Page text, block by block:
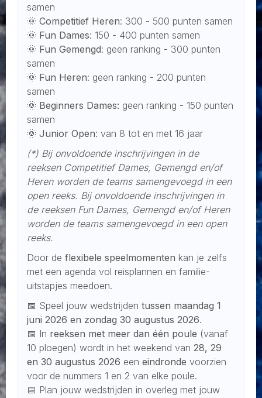
samen
🌞 Competitief Heren: 300 - 500 punten samen
🌞 Fun Dames: 150 - 400 punten samen
🌞 Fun Gemengd: geen ranking - 300 punten
samen
🌞 Fun Heren: geen ranking - 200 punten
samen
🌞 Beginners Dames: geen ranking - 150 punten
samen
🌞 Junior Open: van 8 tot en met 16 jaar
(*) Bij onvoldoende inschrijvingen in de
reeksen Competitief Dames, Gemengd en/of
Heren worden de teams samengevoegd in een
open reeks. Bij onvoldoende inschrijvingen in
de reeksen Fun Dames, Gemengd en/of Heren
worden de teams samengevoegd in een open
reeks.
Door de flexibele speelmomenten kan je zelfs
met een agenda vol reisplannen en familie-
uitstapjes meedoen.
📅 Speel jouw wedstrijden tussen maandag 1
juni 2026 en zondag 30 augustus 2026.
📅 In reeksen met meer dan één poule (vanaf
10 ploegen) wordt in het weekend van 28, 29
en 30 augustus 2026 een eindronde voorzien
voor de nummers 1 en 2 van elke poule.
📅 Plan jouw wedstrijden in overleg met jouw